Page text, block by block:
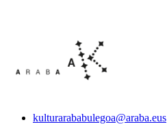
kulturarababulegoa@araba.eus